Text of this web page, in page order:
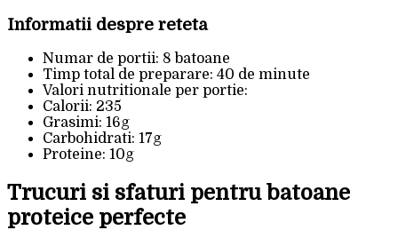
Informatii despre reteta
Numar de portii: 8 batoane
Timp total de preparare: 40 de minute
Valori nutritionale per portie:
Calorii: 235
Grasimi: 16g
Carbohidrati: 17g
Proteine: 10g
Trucuri si sfaturi pentru batoane
proteice perfecte